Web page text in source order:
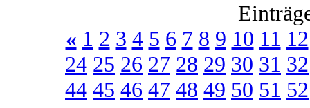
« 1 2 3 4 5 6 7 8 9 10 11 12
24 25 26 27 28 29 30 31 32
44 45 46 47 48 49 50 51 52